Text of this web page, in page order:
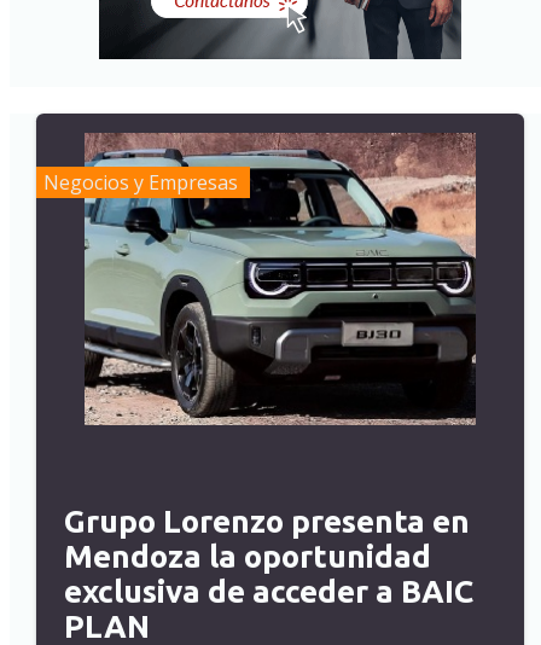
Negocios y Empresas
Grupo Lorenzo presenta en
Mendoza la oportunidad
exclusiva de acceder a BAIC
PLAN